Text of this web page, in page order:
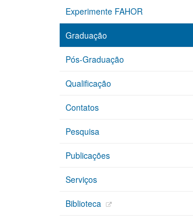
Experimente FAHOR
Graduação
Pós-Graduação
Qualificação
Contatos
Pesquisa
Publicações
Serviços
Biblioteca